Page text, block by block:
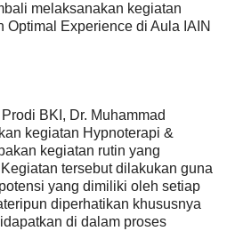
melaksanakan kegiatan
Optimal Experience di Aula IAIN
BKI, Dr. Muhammad
kegiatan Hypnoterapi &
kegiatan rutin yang
tersebut dilakukan guna
yang dimiliki oleh setiap
diperhatikan khususnya
di dalam proses